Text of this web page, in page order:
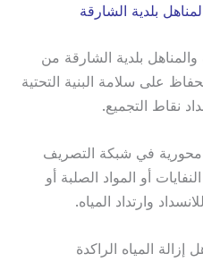
بلدية الشارقة
بلدية الشارقة من
على سلامة البنية التحتية
نقاط التجميع.
محورية في شبكة التصريف
أو المواد الصلبة أو
وارتداد المياه.
المياه الراكدة